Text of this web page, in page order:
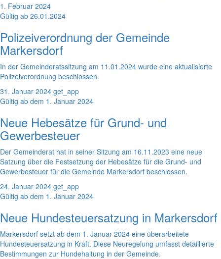
1. Februar 2024
Gültig ab 26.01.2024
Polizeiverordnung der Gemeinde
Markersdorf
In der Gemeinderatssitzung am 11.01.2024 wurde eine aktualisierte
Polizeiverordnung beschlossen.
31. Januar 2024 get_app
Gültig ab dem 1. Januar 2024
Neue Hebesätze für Grund- und
Gewerbesteuer
Der Gemeinderat hat in seiner Sitzung am 16.11.2023 eine neue
Satzung über die Festsetzung der Hebesätze für die Grund- und
Gewerbesteuer für die Gemeinde Markersdorf beschlossen.
24. Januar 2024 get_app
Gültig ab dem 1. Januar 2024
Neue Hundesteuersatzung in Markersdorf
Markersdorf setzt ab dem 1. Januar 2024 eine überarbeitete
Hundesteuersatzung in Kraft. Diese Neuregelung umfasst detaillierte
Bestimmungen zur Hundehaltung in der Gemeinde.